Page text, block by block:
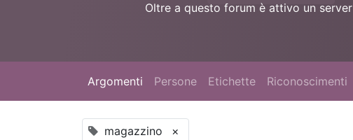
Oltre a questo forum è attivo un server
Argomenti Persone Etichette Riconoscimenti
magazzino ×